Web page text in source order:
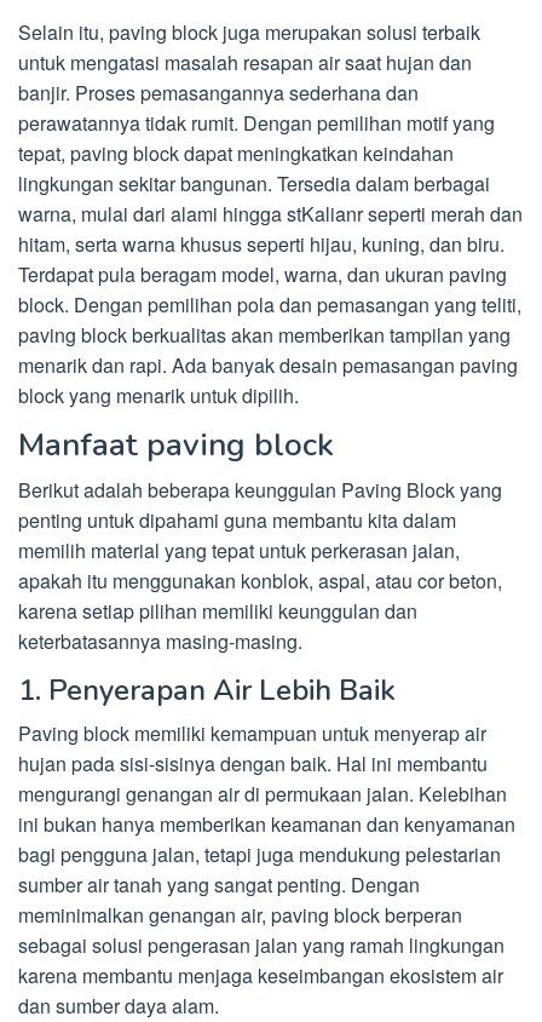
Selain itu, paving block juga merupakan solusi terbaik
untuk mengatasi masalah resapan air saat hujan dan
banjir. Proses pemasangannya sederhana dan
perawatannya tidak rumit. Dengan pemilihan motif yang
tepat, paving block dapat meningkatkan keindahan
lingkungan sekitar bangunan. Tersedia dalam berbagai
warna, mulai dari alami hingga stKalianr seperti merah dan
hitam, serta warna khusus seperti hijau, kuning, dan biru.
Terdapat pula beragam model, warna, dan ukuran paving
block. Dengan pemilihan pola dan pemasangan yang teliti,
paving block berkualitas akan memberikan tampilan yang
menarik dan rapi. Ada banyak desain pemasangan paving
block yang menarik untuk dipilih.
Manfaat paving block
Berikut adalah beberapa keunggulan Paving Block yang
penting untuk dipahami guna membantu kita dalam
memilih material yang tepat untuk perkerasan jalan,
apakah itu menggunakan konblok, aspal, atau cor beton,
karena setiap pilihan memiliki keunggulan dan
keterbatasannya masing-masing.
1. Penyerapan Air Lebih Baik
Paving block memiliki kemampuan untuk menyerap air
hujan pada sisi-sisinya dengan baik. Hal ini membantu
mengurangi genangan air di permukaan jalan. Kelebihan
ini bukan hanya memberikan keamanan dan kenyamanan
bagi pengguna jalan, tetapi juga mendukung pelestarian
sumber air tanah yang sangat penting. Dengan
meminimalkan genangan air, paving block berperan
sebagai solusi pengerasan jalan yang ramah lingkungan
karena membantu menjaga keseimbangan ekosistem air
dan sumber daya alam.